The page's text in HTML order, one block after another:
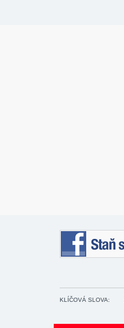
KLÍČOVÁ SLOVA: